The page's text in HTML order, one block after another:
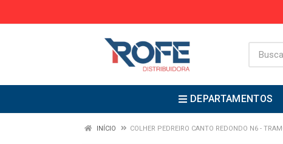
DEPARTAMENTOS
INÍCIO COLHER PEDREIRO CANTO REDONDO N6 -